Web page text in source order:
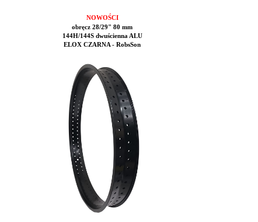
NOWOŚCI
obręcz 28/29" 80 mm
144H/144S dwuścienna ALU
ELOX CZARNA - RobsSon